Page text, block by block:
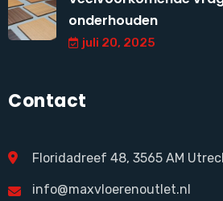
onderhouden
juli 20, 2025
Contact
Floridadreef 48, 3565 AM
info@maxvloerenoutlet.nl